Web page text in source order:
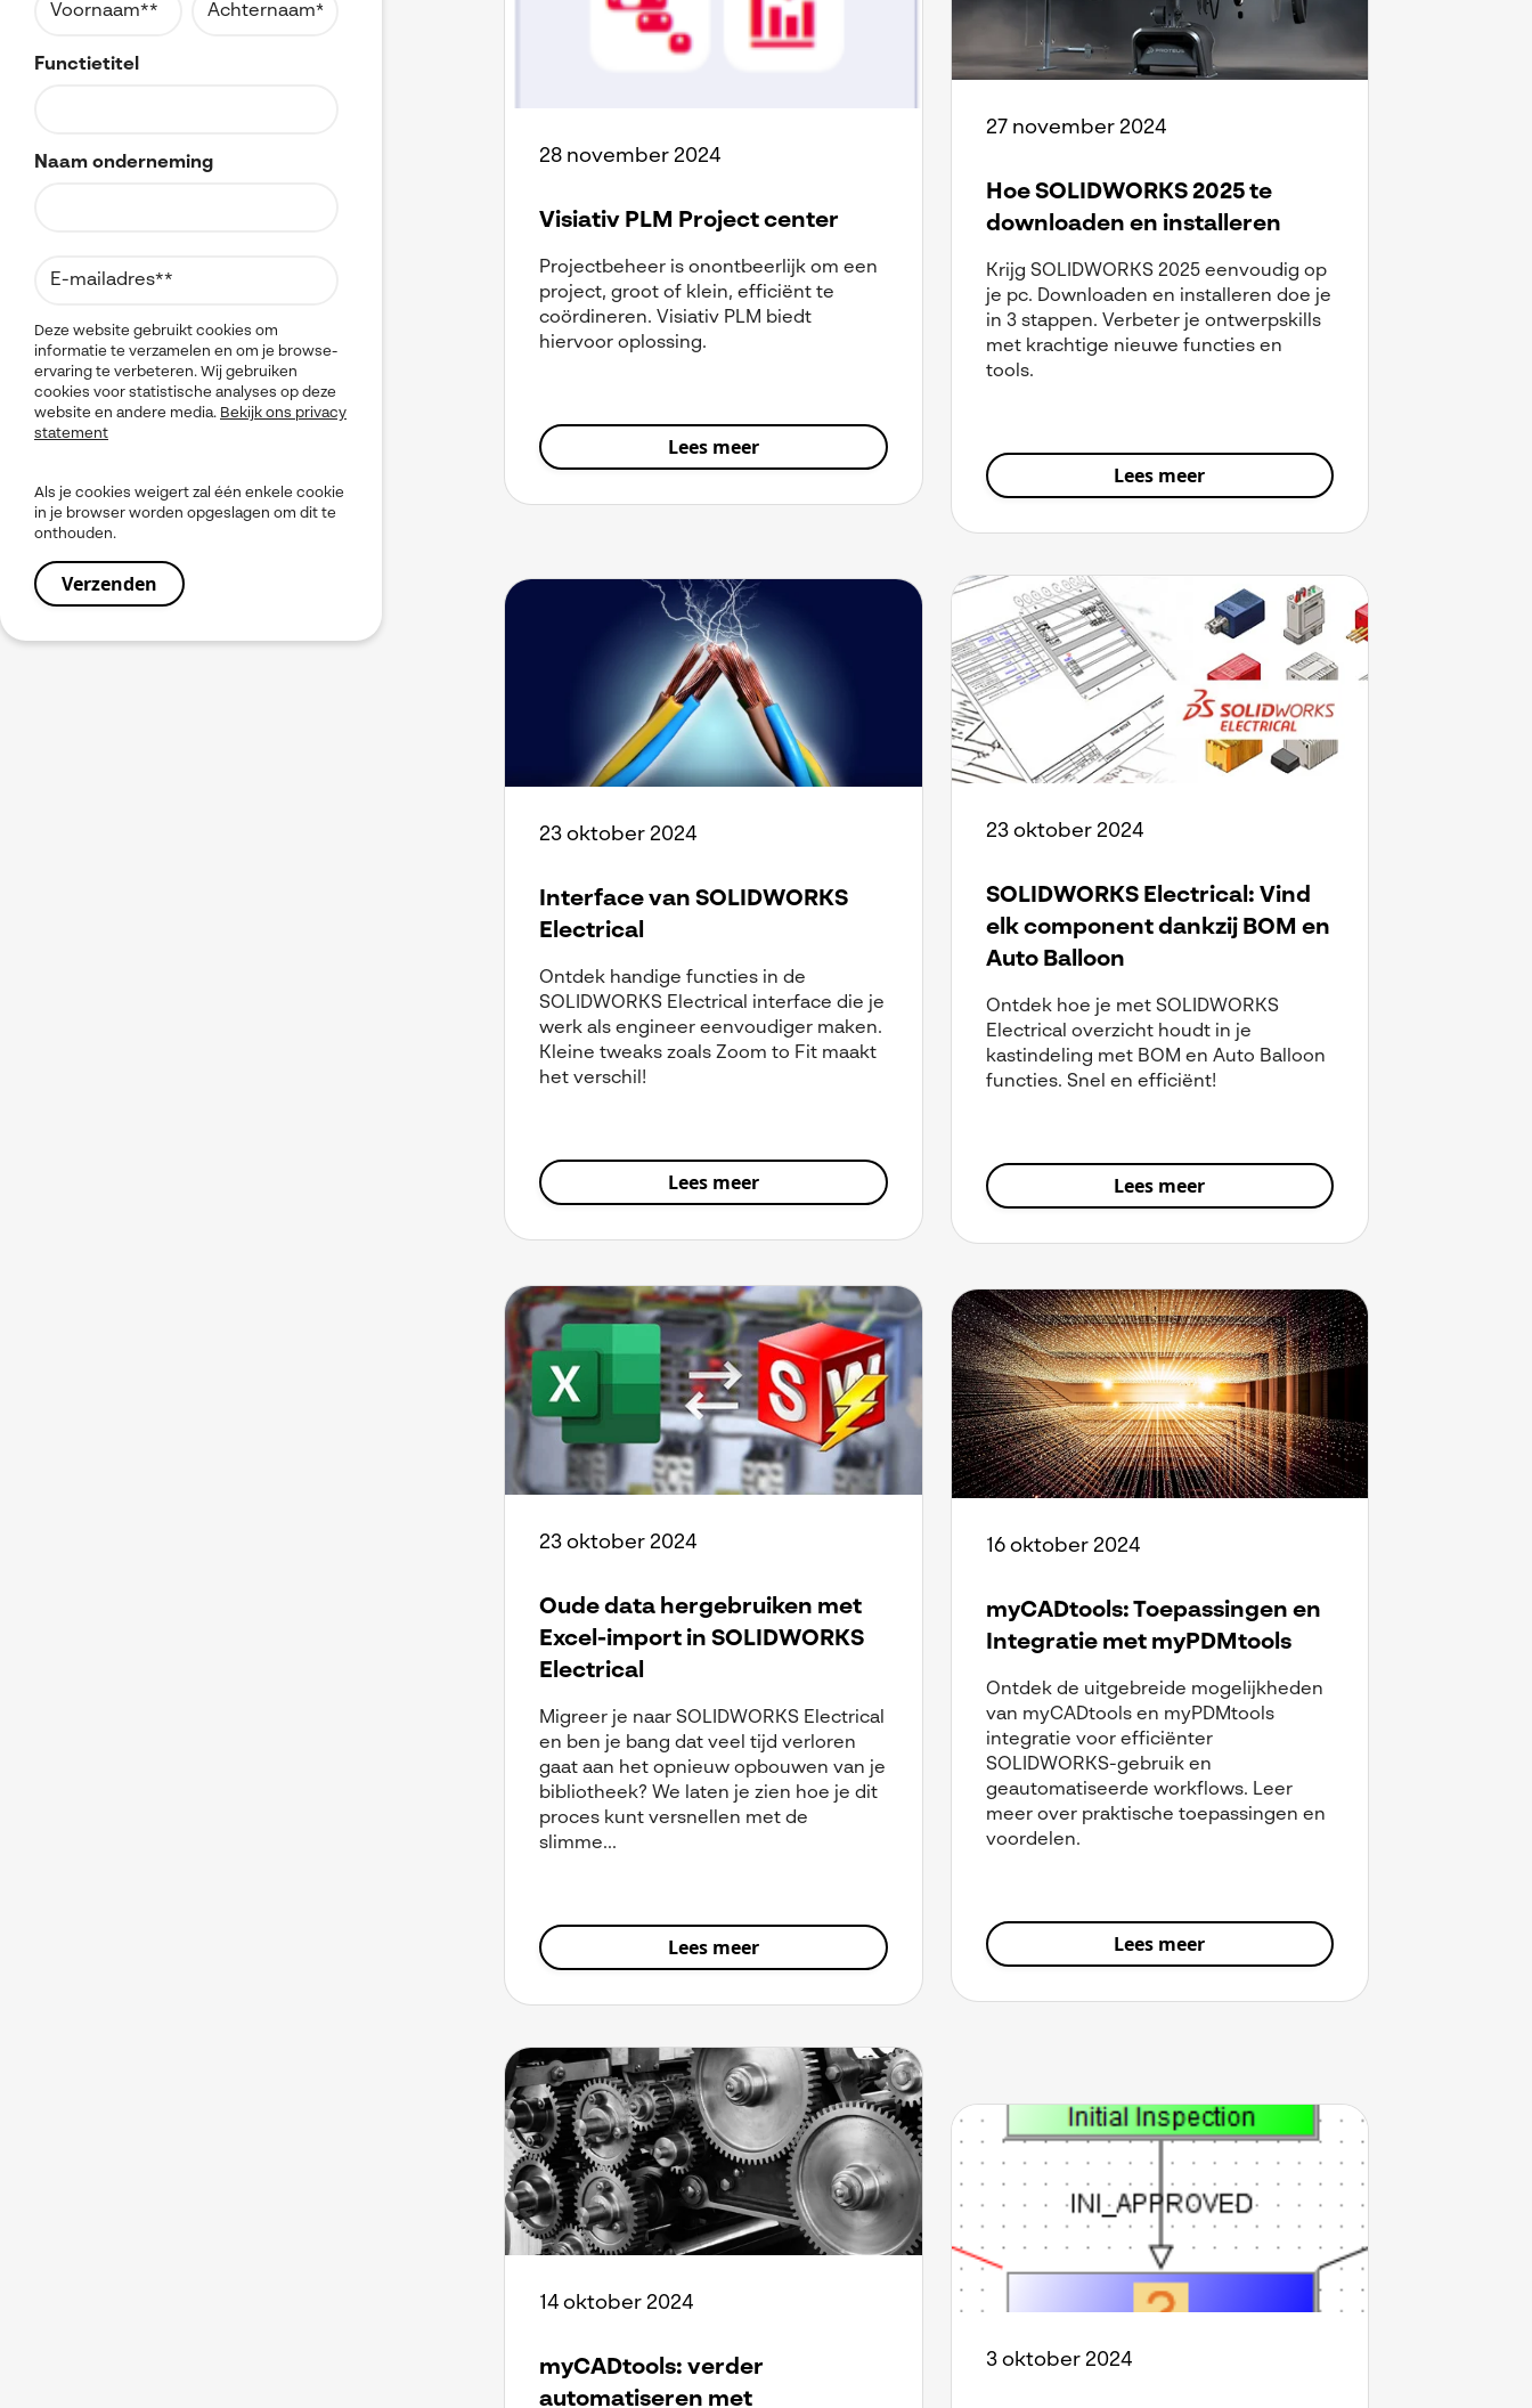
Functietitel
Naam onderneming
Deze website gebruikt cookies om
informatie te verzamelen en om je browse-
ervaring te verbeteren. Wij gebruiken
cookies voor statistische analyses op deze
website en andere media. Bekijk ons privacy
statement
Als je cookies weigert zal één enkele cookie
in je browser worden opgeslagen om dit te
onthouden.
28 november 2024
Visiativ PLM Project center
Projectbeheer is onontbeerlijk om een
project, groot of klein, efficiënt te
coördineren. Visiativ PLM biedt
hiervoor oplossing.
Lees meer
27 november 2024
Hoe SOLIDWORKS 2025 te
downloaden en installeren
Krijg SOLIDWORKS 2025 eenvoudig op
je pc. Downloaden en installeren doe je
in 3 stappen. Verbeter je ontwerpskills
met krachtige nieuwe functies en
tools.
Lees meer
23 oktober 2024
Interface van SOLIDWORKS
Electrical
Ontdek handige functies in de
SOLIDWORKS Electrical interface die je
werk als engineer eenvoudiger maken.
Kleine tweaks zoals Zoom to Fit maakt
het verschil!
Lees meer
23 oktober 2024
SOLIDWORKS Electrical: Vind
elk component dankzij BOM en
Auto Balloon
Ontdek hoe je met SOLIDWORKS
Electrical overzicht houdt in je
kastindeling met BOM en Auto Balloon
functies. Snel en efficiënt!
Lees meer
23 oktober 2024
Oude data hergebruiken met
Excel-import in SOLIDWORKS
Electrical
Migreer je naar SOLIDWORKS Electrical
en ben je bang dat veel tijd verloren
gaat aan het opnieuw opbouwen van je
bibliotheek? We laten je zien hoe je dit
proces kunt versnellen met de
slimme...
Lees meer
16 oktober 2024
myCADtools: Toepassingen en
Integratie met myPDMtools
Ontdek de uitgebreide mogelijkheden
van myCADtools en myPDMtools
integratie voor efficiënter
SOLIDWORKS-gebruik en
geautomatiseerde workflows. Leer
meer over praktische toepassingen en
voordelen.
Lees meer
14 oktober 2024
myCADtools: verder
automatiseren met
3 oktober 2024